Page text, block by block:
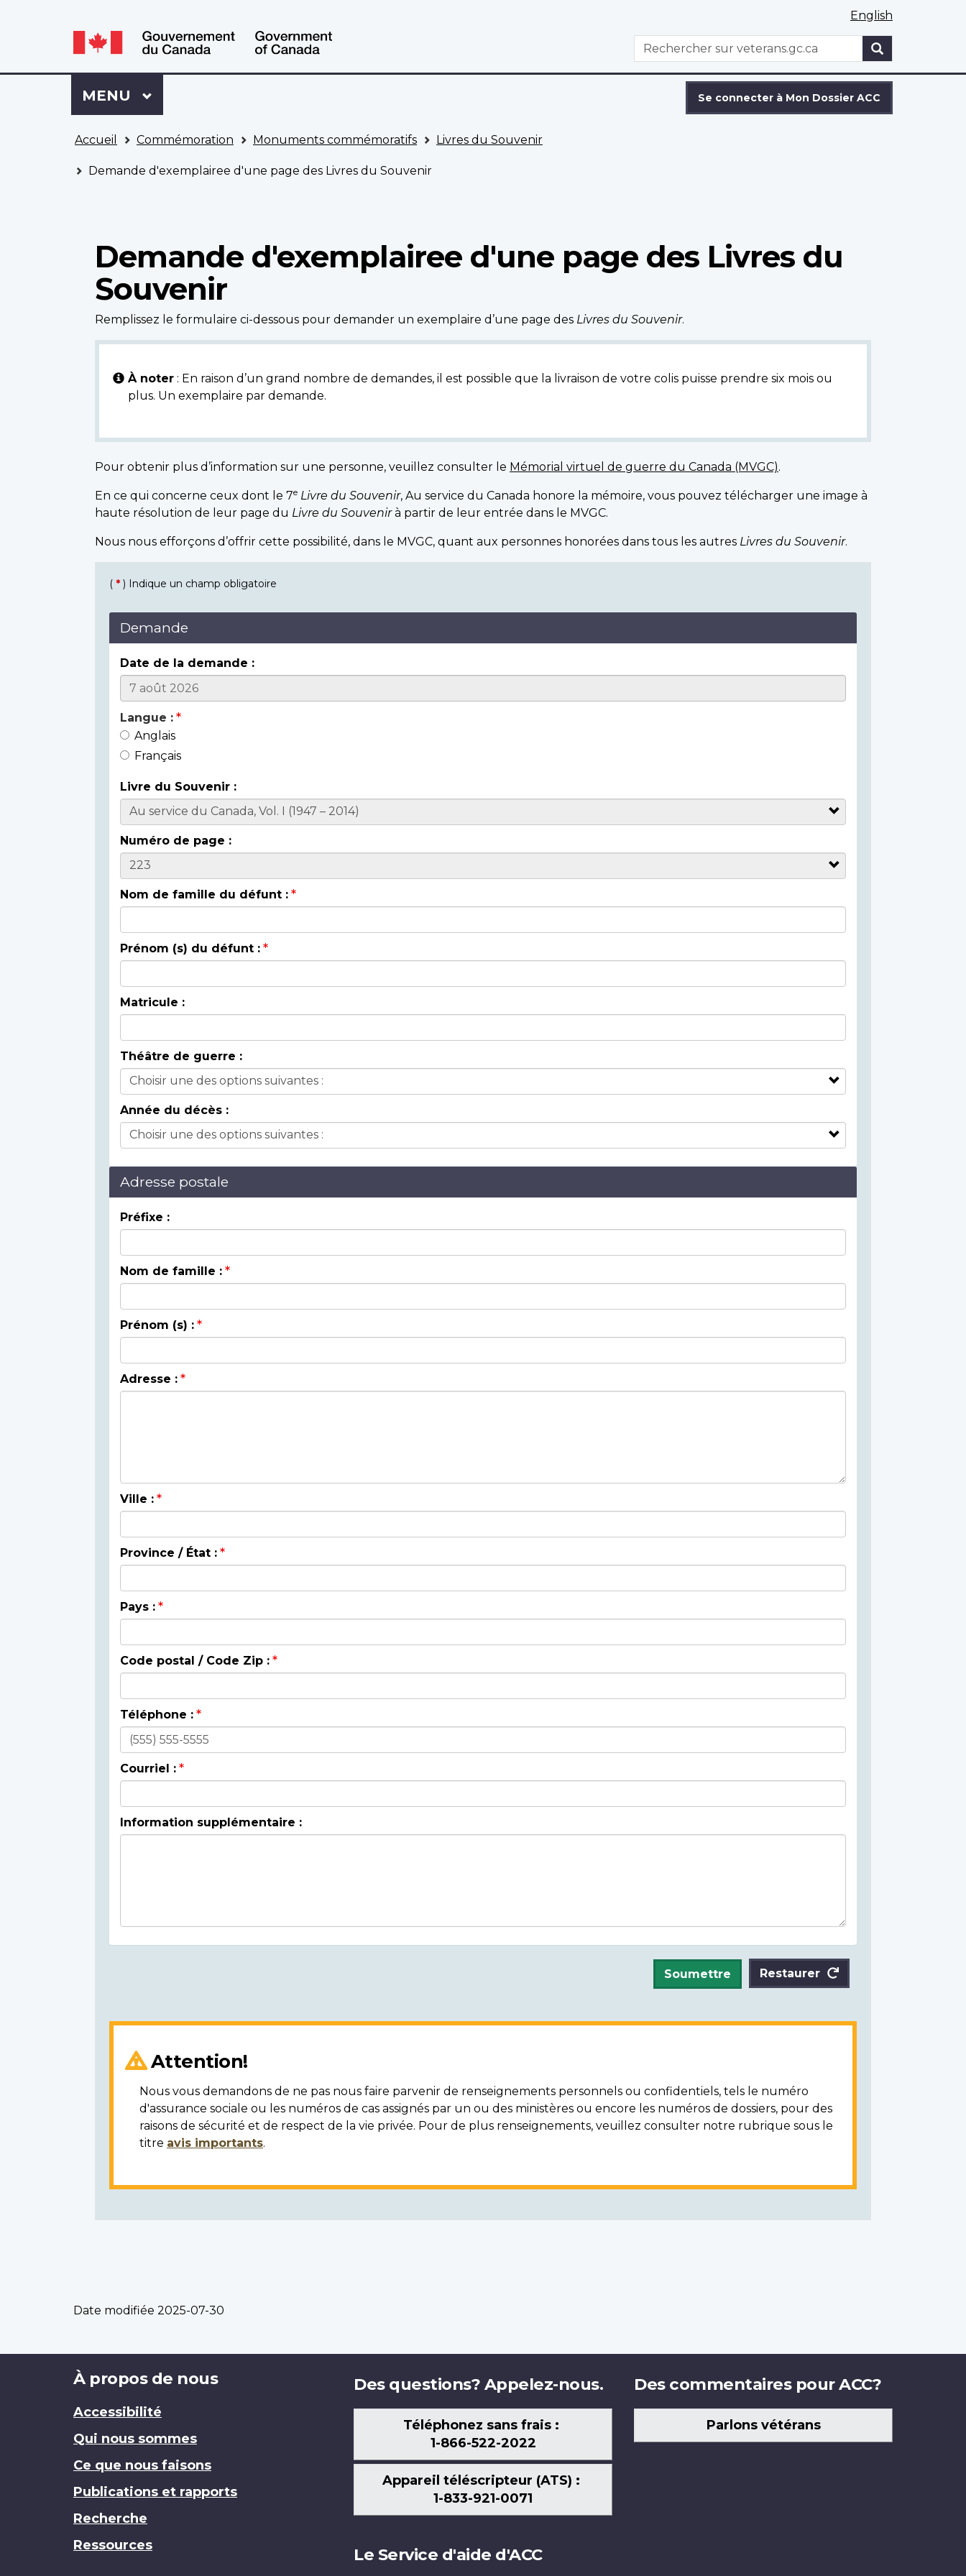
Language
switcher
Language
switcher
English
WxT
Search
Rechercher
Se
connecter
à
Dossier
ACC
Se connecter à Mon Dossier ACC
Menu
MENU PRINCIPAL
Accueil Commémoration Monuments commémoratifs Livres du Souvenir
Demande d'exemplairee d'une page des Livres du Souvenir
Demande d'exemplairee d'une page des Livres du
Souvenir
Remplissez le formulaire ci-dessous pour demander un exemplaire d’une page des Livres du Souvenir.
À noter : En raison d’un grand nombre de demandes, il est possible que la livraison de votre colis puisse prendre six mois ou
plus. Un exemplaire par demande.
Pour obtenir plus d’information sur une personne, veuillez consulter le Mémorial virtuel de guerre du Canada (MVGC).
En ce qui concerne ceux dont le 7e Livre du Souvenir, Au service du Canada honore la mémoire, vous pouvez télécharger une image à
haute résolution de leur page du Livre du Souvenirà partir de leur entrée dans le MVGC.
Nous nous efforçons d’offrir cette possibilité, dans le MVGC, quant aux personnes honorées dans tous les autres Livres du Souvenir.
( * ) Indique un champ obligatoire
Demande
Date de la demande :
Langue :
Anglais
Français
Livre du Souvenir :
Numéro de page :
Nom de famille du défunt :
Prénom (s) du défunt :
Matricule :
Théâtre de guerre :
Année du décès :
Adresse postale
Préfixe :
Nom de famille :
Prénom (s) :
Adresse :
Ville :
Province / État :
Pays :
Code postal / Code Zip :
Téléphone :
Courriel :
Information supplémentaire :
Soumettre Restaurer
Attention!
Nous vous demandons de ne pas nous faire parvenir de renseignements personnels ou confidentiels, tels le numéro
d'assurance sociale ou les numéros de cas assignés par un ou des ministères ou encore les numéros de dossiers, pour des
raisons de sécurité et de respect de la vie privée. Pour de plus renseignements, veuillez consulter notre rubrique sous le
titre avis importants.
Date modifiée 2025-07-30
Brand
À propos de nous
Accessibilité
Qui nous sommes
Ce que nous faisons
Publications et rapports
Recherche
Ressources
Des questions? Appelez-nous.
Téléphonez sans frais :
1-866-522-2022
Appareil téléscripteur (ATS) :
1-833-921-0071
Des commentaires pour ACC?
Parlons vétérans
Le Service d'aide d'ACC